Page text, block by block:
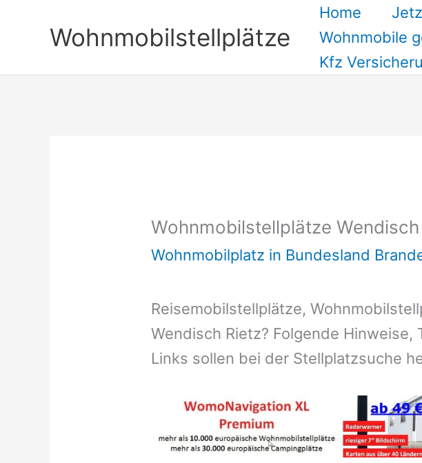
Wohnmobilstellplätze
Home
Wohnmobile
Kfz
Wohnmobilstellplätze
Wohnmobilplatz in Bundesland
Reisemobilstellplätze,
Wendisch Rietz? Folgende Hinweise,
Links sollen bei der Stellplatzsuche